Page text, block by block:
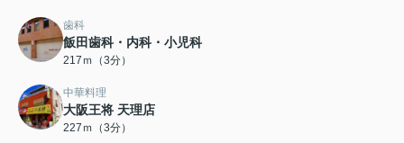
歯科
飯田歯科・内科・小児科
217ｍ（3分）
中華料理
大阪王将 天理店
227ｍ（3分）